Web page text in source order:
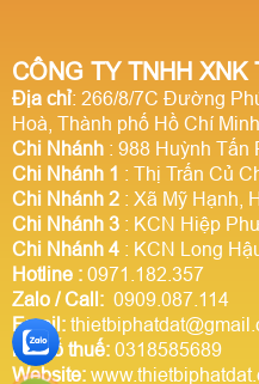
CÔNG TY TNHH
Địa chỉ: 266/8/7C Đường
Hoà, Thành phố Hồ Chí
Chi Nhánh : 988 Huỳnh Tấn
Chi Nhánh 1 : Thị Trấn Củ
Chi Nhánh 2 : Xã Mỹ Hạnh,
Chi Nhánh 3 : KCN Hiệp
Chi Nhánh 4 : KCN Long
Hotline : 0971.182.357
Zalo / Call: 0909.087.114
Email:
Mã số thuế: 0318585689
Website: